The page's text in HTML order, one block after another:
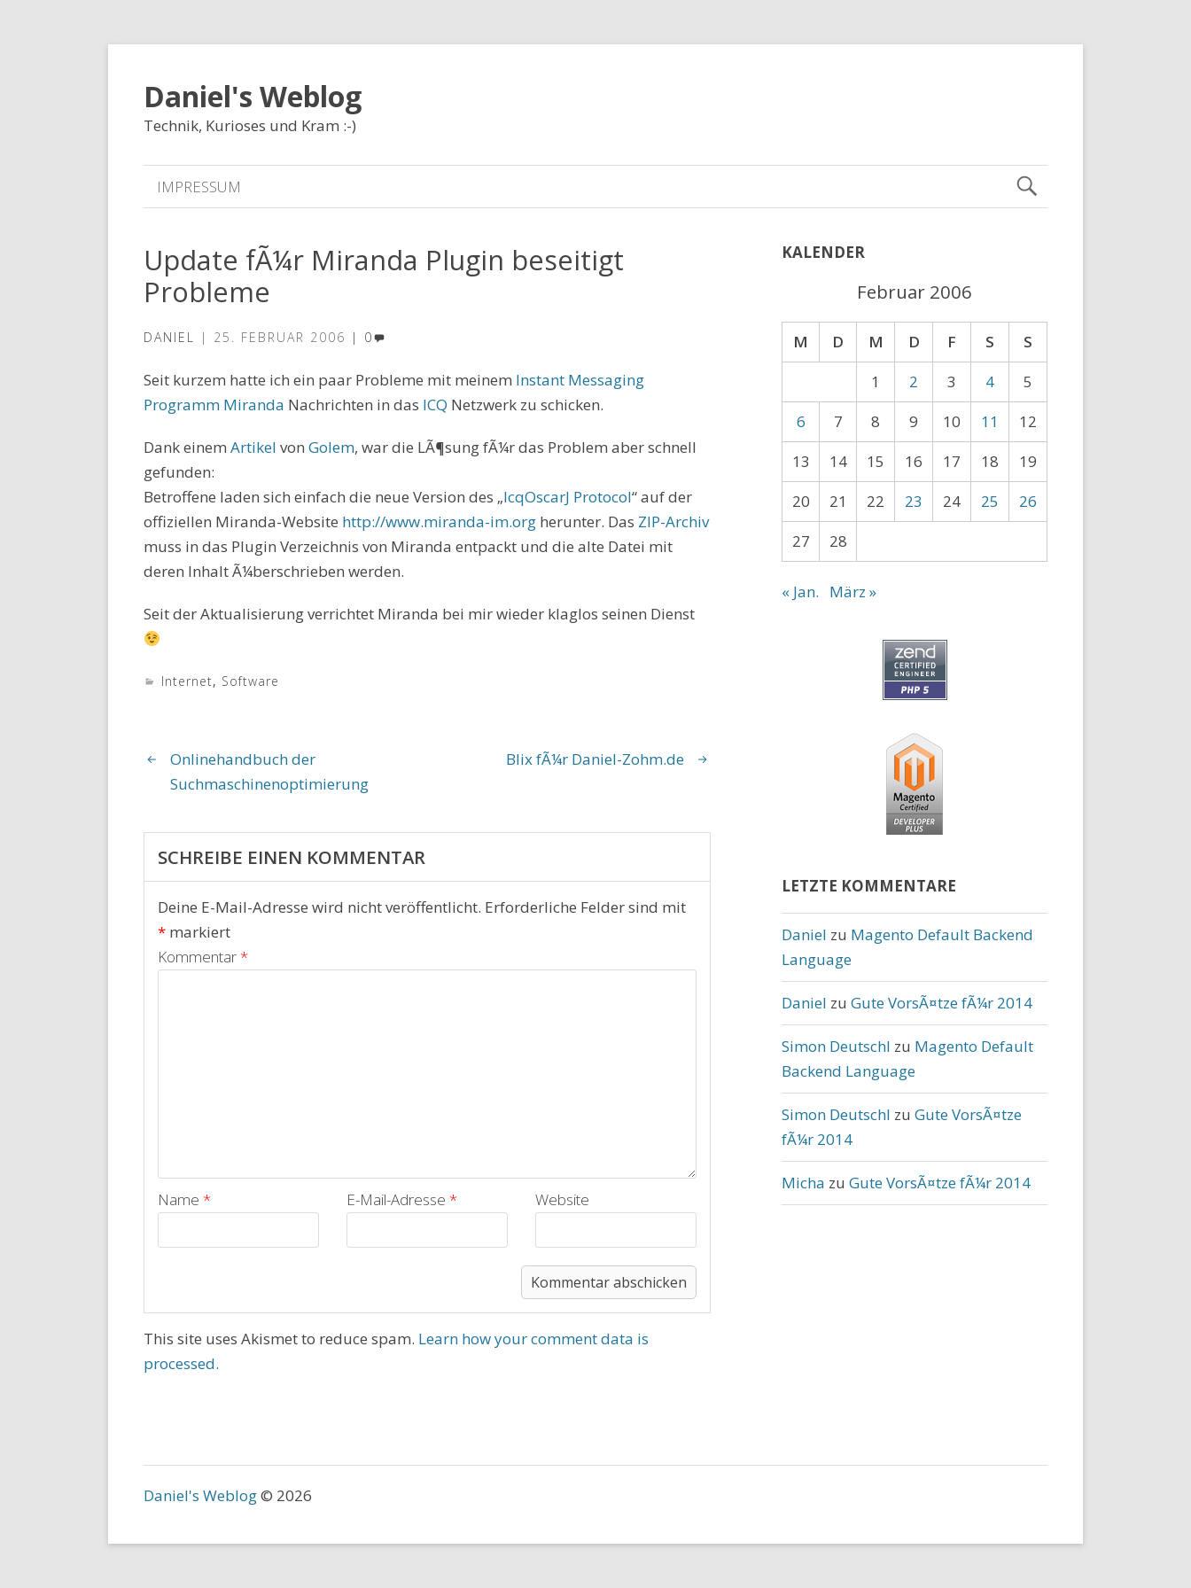
Daniel's Weblog
Technik, Kurioses und Kram :-)
IMPRESSUM
Update fÃ¼r Miranda Plugin beseitigt
Probleme
DANIEL 25. FEBRUAR 2006 0
Seit kurzem hatte ich ein paar Probleme mit meinem Instant Messaging
Programm Miranda Nachrichten in das ICQ Netzwerk zu schicken.
Dank einem Artikel von Golem, war die LÃ¶sung fÃ¼r das Problem aber schnell
gefunden:
Betroffene laden sich einfach die neue Version des „IcqOscarJ Protocol“ auf der
offiziellen Miranda-Website http://www.miranda-im.org herunter. Das ZIP-Archiv
muss in das Plugin Verzeichnis von Miranda entpackt und die alte Datei mit
deren Inhalt Ã¼berschrieben werden.
Seit der Aktualisierung verrichtet Miranda bei mir wieder klaglos seinen Dienst
Internet, Software
Onlinehandbuch der
Suchmaschinenoptimierung
Blix fÃ¼r Daniel-Zohm.de
SCHREIBE EINEN KOMMENTAR
Deine E-Mail-Adresse wird nicht veröffentlicht. Erforderliche Felder sind mit
* markiert
Kommentar*
Name * E-Mail-Adresse * Website
This site uses Akismet to reduce spam. Learn how your comment data is
processed.
KALENDER
Februar 2006
M D M D F S
S
1
2 3 4
5
6
7 8 9 10 11
12
13
14 15 16 17 18
19
20
21 22 23 24 25
26
27
28
« Jan. März »
LETZTE KOMMENTARE
Daniel zu Magento Default Backend
Language
Daniel zu Gute VorsÃ¤tze fÃ¼r 2014
Simon Deutschl zu Magento Default
Backend Language
Simon Deutschl zu Gute VorsÃ¤tze
fÃ¼r 2014
Micha zu Gute VorsÃ¤tze fÃ¼r 2014
Daniel's Weblog© 2026